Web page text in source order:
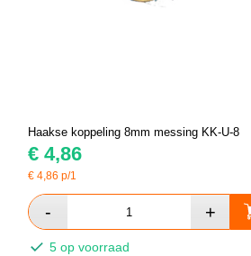
Haakse koppeling 8mm messing KK-U-8
€ 4,86
€4,86 p/1
5 op voorraad